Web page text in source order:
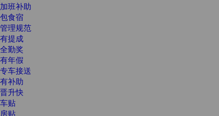
加班补助
包食宿
管理规范
有提成
全勤奖
有年假
专车接送
有补助
晋升快
车贴
房贴